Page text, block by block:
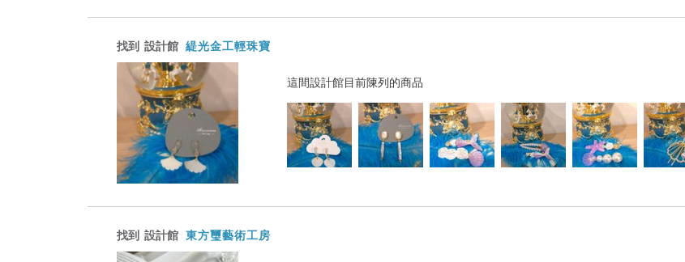
找到 設計館 緹光金工輕珠寶
這間設計館目前陳列的商品
找到 設計館 東方璽藝術工房